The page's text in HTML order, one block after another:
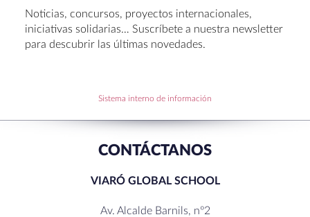
Noticias, concursos, proyectos internacionales,
iniciativas solidarias… Suscríbete a nuestra newsletter
para descubrir las últimas novedades.
Sistema interno de información
CONTÁCTANOS
VIARÓ GLOBAL SCHOOL
Av. Alcalde Barnils, nº2